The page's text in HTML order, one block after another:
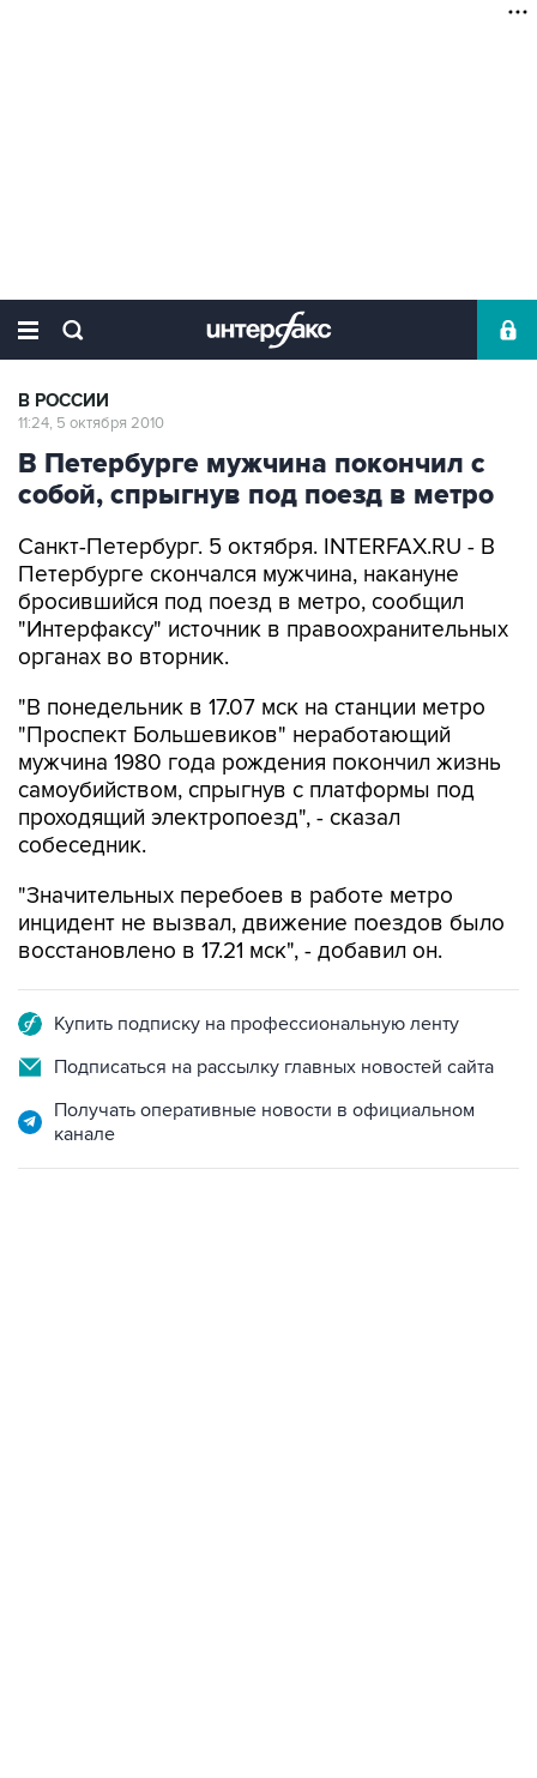
В РОССИИ
11:24, 5 октября 2010
В Петербурге мужчина покончил с
собой, спрыгнув под поезд в метро
Санкт-Петербург. 5 октября. INTERFAX.RU - В
Петербурге скончался мужчина, накануне
бросившийся под поезд в метро, сообщил
"Интерфаксу" источник в правоохранительных
органах во вторник.
"В понедельник в 17.07 мск на станции метро
"Проспект Большевиков" неработающий
мужчина 1980 года рождения покончил жизнь
самоубийством, спрыгнув с платформы под
проходящий электропоезд", - сказал
собеседник.
"Значительных перебоев в работе метро
инцидент не вызвал, движение поездов было
восстановлено в 17.21 мск", - добавил он.
Купить подписку на профессиональную ленту
Подписаться на рассылку главных новостей сайта
Получать оперативные новости в официальном
канале